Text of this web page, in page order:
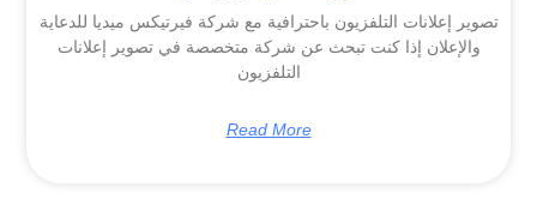
تصوير إعلانات التلفزيون باحترافية مع شركة فيرتيكس ميديا للدعاية
والإعلان إذا كنت تبحث عن شركة متخصصة في تصوير إعلانات
التلفزيون
Read More